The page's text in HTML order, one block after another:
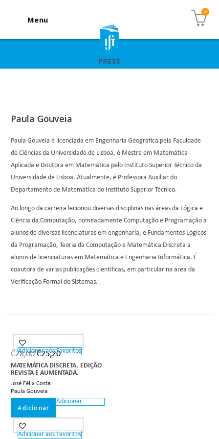
Menu
Paula Gouveia
Paula Gouveia é licenciada em Engenharia Geográfica pela Faculdade
de Ciências da Universidade de Lisboa, é Mestre em Matemática
Aplicada e Doutora em Matemática pelo Instituto Superior Técnico da
Universidade de Lisboa. Atualmente, é Professora Auxiliar do
Departamento de Matemática do Instituto Superior Técnico.
Ao longo da carreira lecionou diversas disciplinas nas áreas da Lógica e
Ciência da Computação, nomeadamente Computação e Programação a
alunos de diversas licenciaturas em engenharia, e Fundamentos Lógicos
da Programação, Teoria da Computação e Matemática Discreta a
alunos de licenciaturas em Matemática e Engenharia Informática. É
coautora de várias publicações científicas, em particular na área da
Verificação Formal de Sistemas.
Adicionar aos Favoritos
€28,00 €25,20
MATEMÁTICA DISCRETA. EDIÇÃO
REVISTA E AUMENTADA.
José Félix Costa
Paula Gouveia
Adicionar
Adicionar
Adicionar aos Favoritos